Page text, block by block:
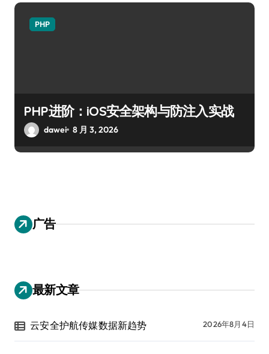
PHP
PHP进阶：iOS安全架构与防注入实战
dawei 8 月 3, 2026
广告
最新文章
云安全护航传媒数据新趋势 2026年8月4日